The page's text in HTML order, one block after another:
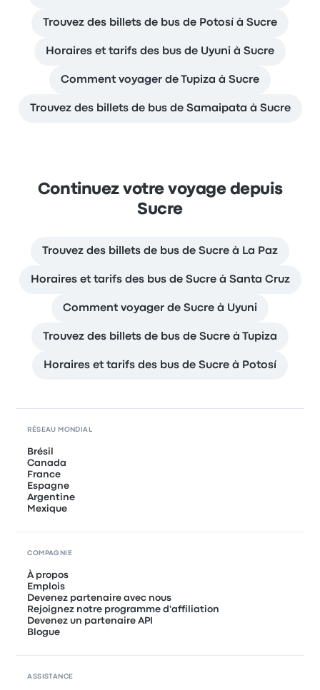
Trouvez des billets de bus de Potosí à Sucre
Horaires et tarifs des bus de Uyuni à Sucre
Comment voyager de Tupiza à Sucre
Trouvez des billets de bus de Samaipata à Sucre
Continuez votre voyage depuis
Sucre
Trouvez des billets de bus de Sucre à La Paz
Horaires et tarifs des bus de Sucre à Santa Cruz
Comment voyager de Sucre à Uyuni
Trouvez des billets de bus de Sucre à Tupiza
Horaires et tarifs des bus de Sucre à Potosí
RÉSEAU MONDIAL
Brésil
Canada
France
Espagne
Argentine
Mexique
COMPAGNIE
À propos
Emplois
Devenez partenaire avec nous
Rejoignez notre programme d'affiliation
Devenez un partenaire API
Blogue
ASSISTANCE